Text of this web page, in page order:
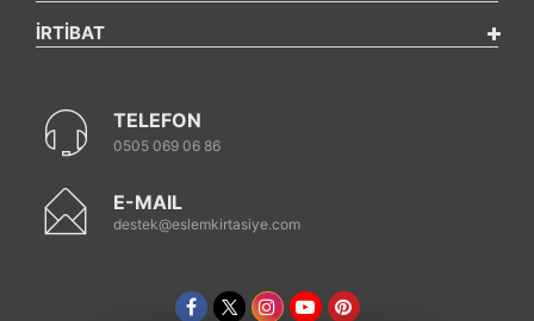
İRTİBAT
TELEFON
0505 069 06 86
E-MAIL
destek@eslemkirtasiye.com